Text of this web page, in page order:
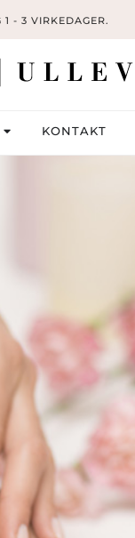
- 3 VIRKEDAGER.
KONTAKT